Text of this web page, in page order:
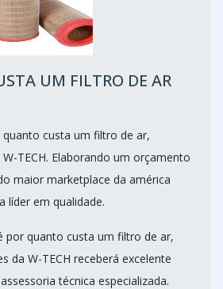
UM FILTRO DE AR
quanto custa um filtro de ar,
TECH. Elaborando um orçamento
maior marketplace da américa
líder em qualidade.
por quanto custa um filtro de ar,
da W-TECH receberá excelente
técnica especializada.